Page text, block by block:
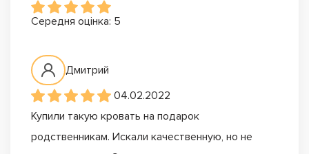
Середня оцінка: 5
Дмитрий
04.02.2022
Купили такую кровать на подарок
родственникам. Искали качественную, но не